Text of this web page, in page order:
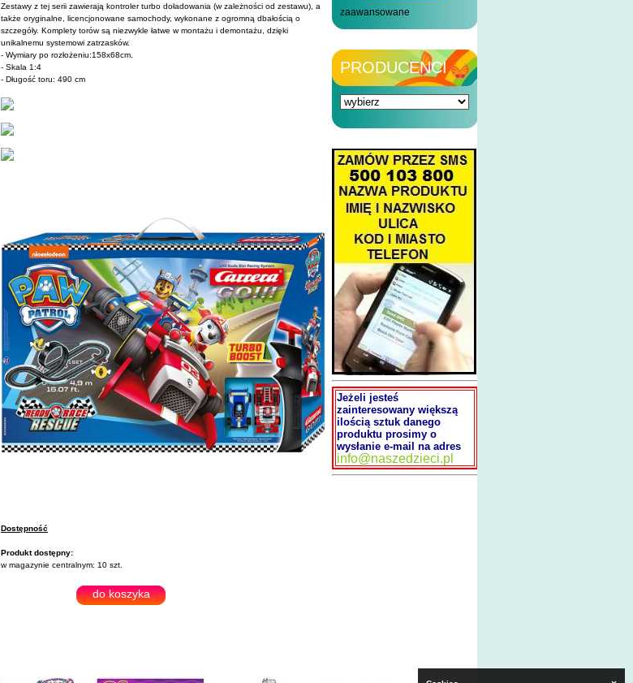
Zestawy z tej serii zawierają kontroler turbo doładowania (w zależności od zestawu), a
także oryginalne, licencjonowane samochody, wykonane z ogromną dbałością o
szczegóły. Komplety torów są niezwykle łatwe w montażu i demontażu, dzięki
unikalnemu systemowi zatrzasków.
- Wymiary po rozłożeniu:158x68cm.
- Skala 1:4
- Długość toru: 490 cm
Dostępność
Produkt dostępny:
w magazynie centralnym: 10 szt.
zaawansowane
PRODUCENCI
Jeżeli jesteś
zainteresowany większą
ilością sztuk danego
produktu prosimy o
wysłanie e-mail na adres
info@naszedzieci.pl